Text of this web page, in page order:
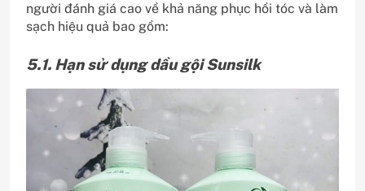
người đánh giá cao về khả năng phục hồi tóc và làm
sạch hiệu quả bao gồm:
5.1. Hạn sử dụng dầu gội Sunsilk